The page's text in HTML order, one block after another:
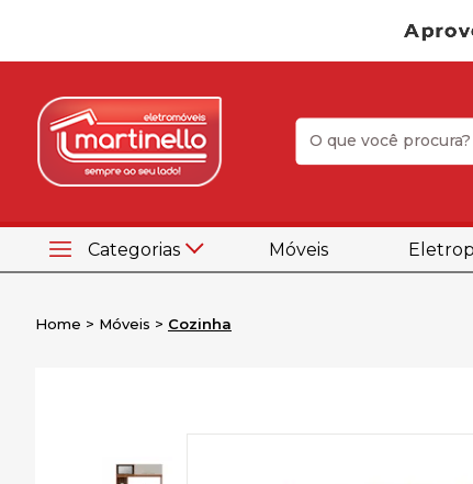
Categorias Móveis
Home Móveis Cozinha